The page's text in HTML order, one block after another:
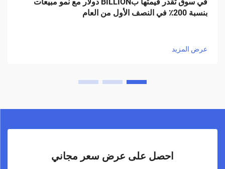
بنسبة 200٪ في النصف الأول من العام
عرض المزيد
احصل على عرض سعر مجاني